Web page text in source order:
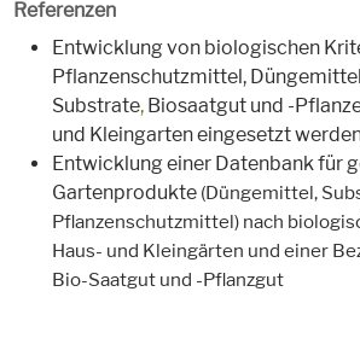
Referenzen
Entwicklung von biologischen
Pflanzenschutzmittel,
Substrate,Biosaatgut und -
und Kleingarten eingesetzt
Entwicklung einer Datenbank für
Gartenprodukte(Düngemittel,
Pflanzenschutzmittel) nach
Haus- und Kleingärten und einer
Bio-Saatgut und -Pflanzgut